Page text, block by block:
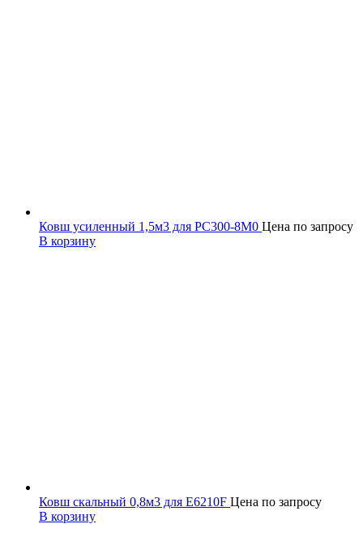
Ковш усиленный 1,5м3 для PC300-8M0 Цена по запросу
В корзину
Ковш скальный 0,8м3 для E6210F Цена по запросу
В корзину